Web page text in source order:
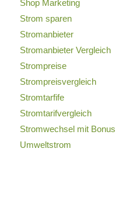
Shop Marketing
Strom sparen
Stromanbieter
Stromanbieter Vergleich
Strompreise
Strompreisvergleich
Stromtarfife
Stromtarifvergleich
Stromwechsel mit Bonus
Umweltstrom